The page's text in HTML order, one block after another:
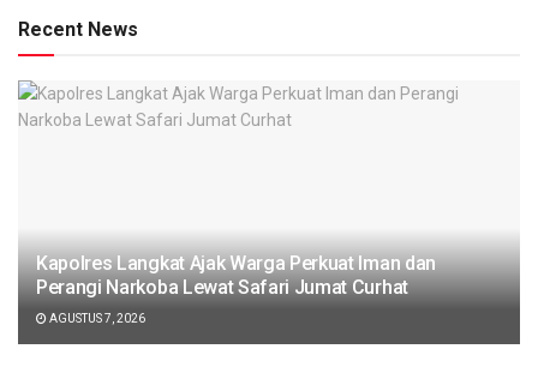
Recent News
Kapolres Langkat Ajak Warga Perkuat Iman dan
Perangi Narkoba Lewat Safari Jumat Curhat
AGUSTUS 7, 2026